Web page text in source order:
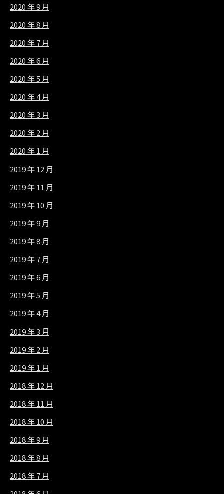
2020 年 9 月
2020 年 8 月
2020 年 7 月
2020 年 6 月
2020 年 5 月
2020 年 4 月
2020 年 3 月
2020 年 2 月
2020 年 1 月
2019 年 12 月
2019 年 11 月
2019 年 10 月
2019 年 9 月
2019 年 8 月
2019 年 7 月
2019 年 6 月
2019 年 5 月
2019 年 4 月
2019 年 3 月
2019 年 2 月
2019 年 1 月
2018 年 12 月
2018 年 11 月
2018 年 10 月
2018 年 9 月
2018 年 8 月
2018 年 7 月